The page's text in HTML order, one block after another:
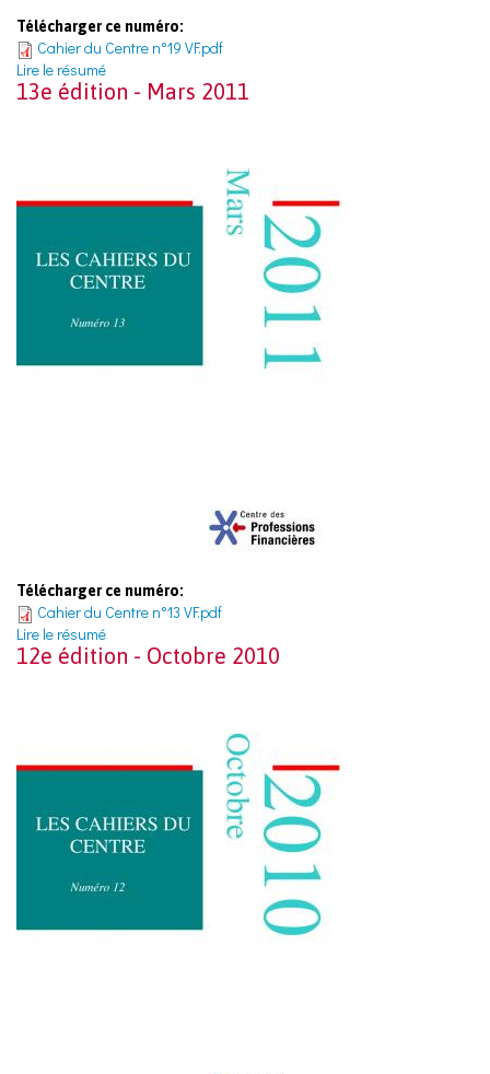
Télécharger ce numéro:
Cahier du Centre n°19 VF.pdf
Lire le résumé
13e édition - Mars 2011
Télécharger ce numéro:
Cahier du Centre n°13 VF.pdf
Lire le résumé
12e édition - Octobre 2010